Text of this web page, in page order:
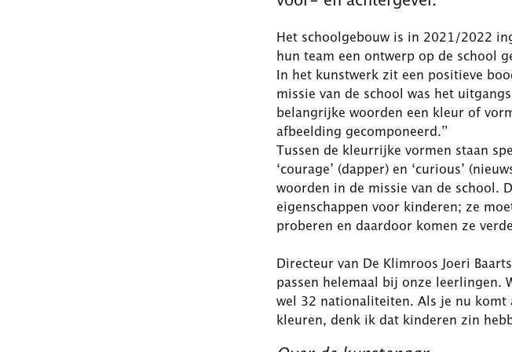
Het schoolgebouw is in 2021/2022
hun team een ontwerp op de school
In het kunstwerk zit een positieve
missie van de school was het
belangrijke woorden een kleur of
afbeelding gecomponeerd.”
Tussen de kleurrijke vormen staan
‘courage’ (dapper) en ‘curious’
woorden in de missie van de school.
eigenschappen voor kinderen; ze
proberen en daardoor komen ze
Directeur van De Klimroos Joeri
passen helemaal bij onze leerlingen.
wel 32 nationaliteiten. Als je nu
kleuren, denk ik dat kinderen zin